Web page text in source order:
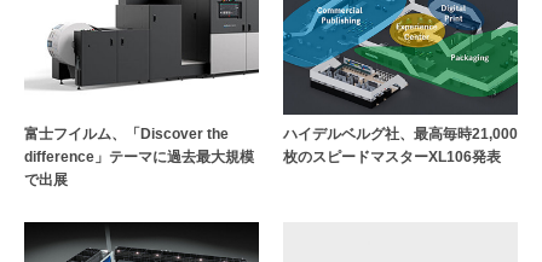
富士フイルム、「Discover the
difference」テーマに過去最大規模
で出展
ハイデルベルグ社、最高毎時21,000
枚のスピードマスターXL106発表